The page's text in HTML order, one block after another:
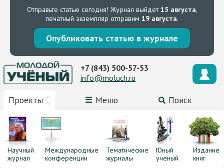
Отправьте статью сегодня! Журнал выйдет15 августа,
печатный экземпляр отправим 19 августа.
Опубликовать статью в журнале
Проекты Меню Поиск
+7 (843) 500-57-53
info@moluch.ru
Научный
журнал
Международные
конференции
Тематические
журналы
Юный
ученый
Издание
книг